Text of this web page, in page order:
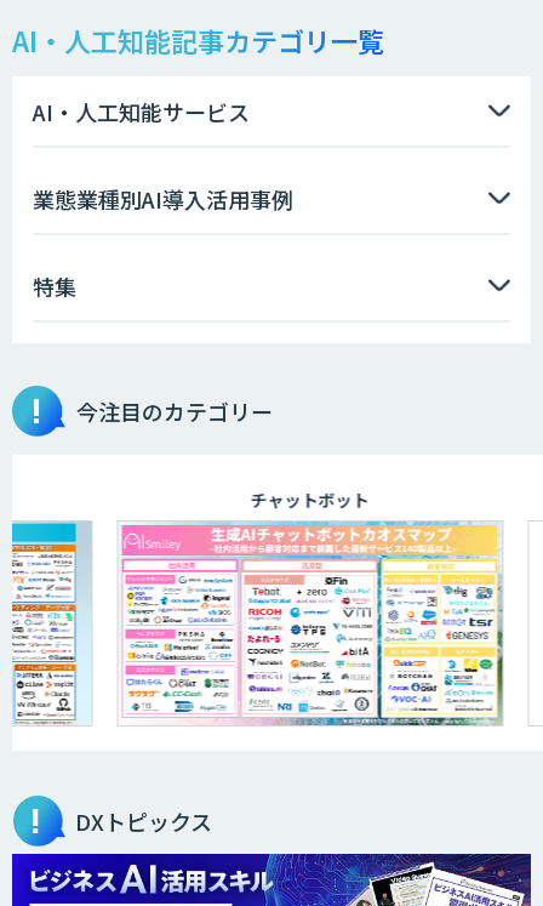
AI・人工知能記事カテゴリ一覧
AI・人工知能サービス
業態業種別AI導入活用事例
特集
今注目のカテゴリー
チャットボット
DXトピックス